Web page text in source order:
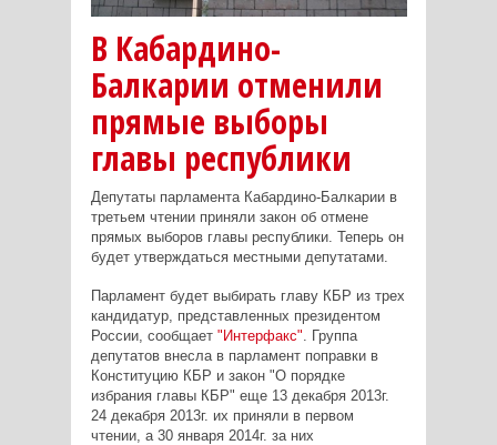
В Кабардино-
Балкарии отменили
прямые выборы
главы республики
Депутаты парламента Кабардино-Балкарии в
третьем чтении приняли закон об отмене
прямых выборов главы республики. Теперь он
будет утверждаться местными депутатами.
Парламент будет выбирать главу КБР из трех
кандидатур, представленных президентом
России, сообщает "Интерфакс" . Группа
депутатов внесла в парламент поправки в
Конституцию КБР и закон "О порядке
избрания главы КБР" еще 13 декабря 2013г.
24 декабря 2013г. их приняли в первом
чтении, а 30 января 2014г. за них